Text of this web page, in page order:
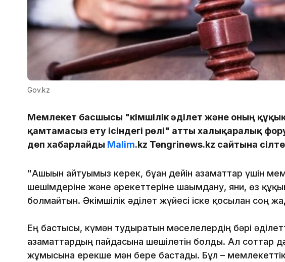
Gov.kz
Мемлекет басшысы "Әкімшілік әділет және оның құқық
қамтамасыз ету ісіндегі рөлі" атты халықаралық
деп хабарлайды Malim.kz Tengrinews.kz сайтына
"Ашығын айтуымыз керек, бұған дейін азаматтар үшін
шешімдеріне және әрекеттеріне шағымдану, яғни, өз
болмайтын. Әкімшілік әділет жүйесі іске қосылған соң
Ең бастысы, күмән тудыратын мәселелердің бәрі
азаматтардың пайдасына шешілетін болды. Ал соттар
жұмысына ерекше мән бере бастады. Бұл – мемлекеттік